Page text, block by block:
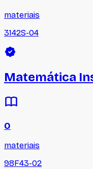
materiais
3142S-04
Matemática
0
materiais
98F43-02